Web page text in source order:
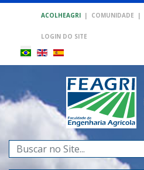
ACOLHEAGRI | COMUNIDADE |
LOGIN DO SITE
Pesquisar...